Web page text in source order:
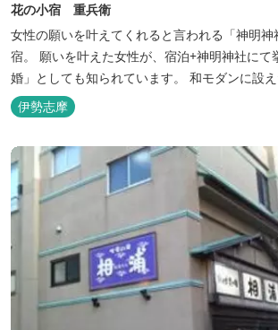
花の小宿 重兵衛
女性の願いを叶えてくれると言われる「神明
宿。 願いを叶えた女性が、宿泊+神明神社にて
婚」としても知られています。 和モダンに設
性に人気。
伊勢志摩